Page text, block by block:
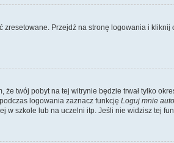
Przejdź na stronę logowania i kliknij
że twój pobyt na tej witrynie będzie trwał tylko
logowania zaznacz funkcję Loguj mnie
szkole lub na uczelni itp. Jeśli nie widzisz tej